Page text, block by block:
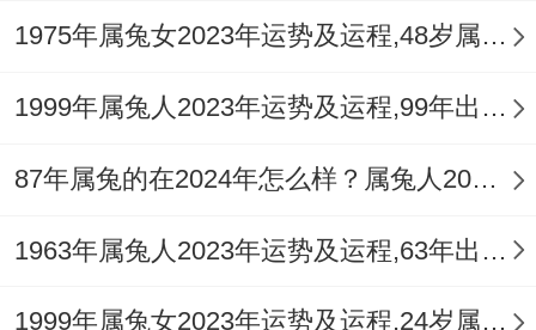
1975年属兔女2023年运势及运程,48岁属兔人2023全年每月运势女性如何
1999年属兔人2023年运势及运程,99年出生的23岁生肖兔2023年本命年每月运势详解
87年属兔的在2024年怎么样？属兔人2024年运势及运程如何？
1963年属兔人2023年运势及运程,63年出生的60岁生肖兔2023年本命年每月运势详解
1999年属兔女2023年运势及运程,24岁属兔人2023全年每月运势女性如何